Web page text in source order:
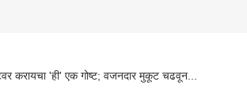
करायचा 'ही' एक गोष्ट; वजनदार मुकूट चढवून...